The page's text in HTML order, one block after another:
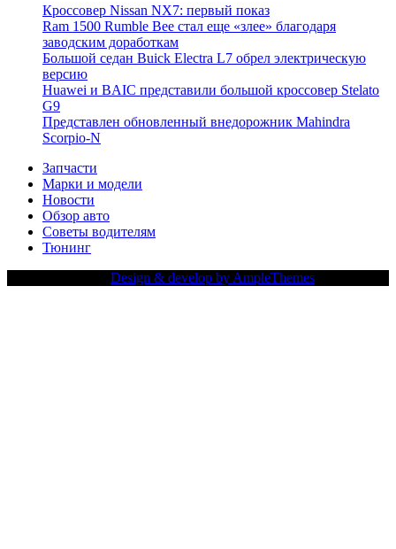
Кроссовер Nissan NX7: первый показ
Ram 1500 Rumble Bee стал еще «злее» благодаря
заводским доработкам
Большой седан Buick Electra L7 обрел электрическую
версию
Huawei и BAIC представили большой кроссовер Stelato
G9
Представлен обновленный внедорожник Mahindra
Scorpio-N
Запчасти
Марки и модели
Новости
Обзор авто
Советы водителям
Тюнинг
Design & develop by AmpleThemes